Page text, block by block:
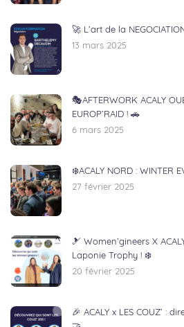
🚀 L’art de la
13 mars 2025
🎭AFTERWORK ACALY
EUROP’RAID ! 🚗
6 mars 2025
❄️ACALY NORD : WINTER
27 février 2025
🎿 Women’gineers X
Laponie Trophy ! ❄️
20 février 2025
🎉 ACALY x LES COUZ’ :